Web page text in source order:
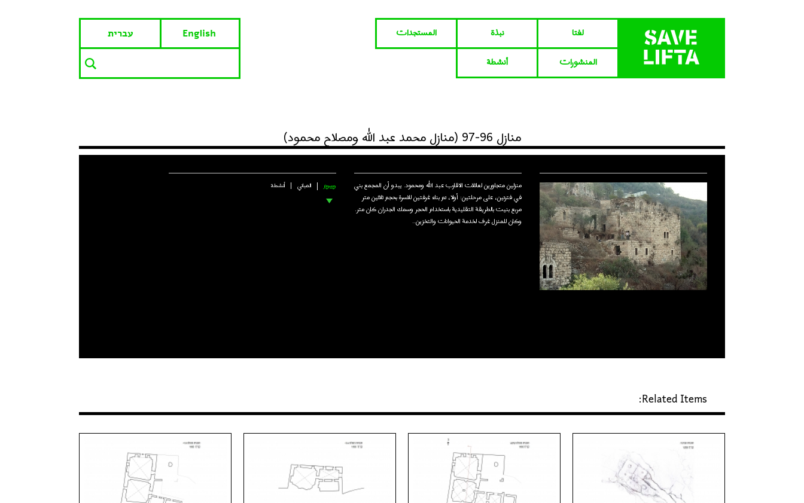
لفتا‎‎ نبذة
المستجدات
المنشورات
أنشطة
English עברית
منازل 96-97 (منازل محمد عبد الله ومصلاح محمود)
منزلين متجاورين لعائلات الاقارب عبد الله ومحمود. يبدو أن المجمع بني
في فترتين، على مرحلتين: أولا، تم بناء غرفتين للاسرة بحجم ثلاثين متر
مربع بنيت بالطريقة التقليدية باستخدام الحجر وسمك الجدران كان متر.
وكان للمنزل غرف لخدمة الحيوانات والتخزين..
وسوم المباني أنشطة
Related Items: